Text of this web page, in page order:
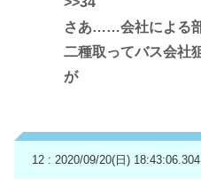
さあ……会社による
二種取ってバス会社
が
12 : 2020/09/20(日) 18:43:06.304